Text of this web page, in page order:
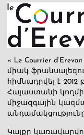
« Le Courrier
միակ
հիմնադրվել է
Հայաստանի
միջազգային
Կայքը